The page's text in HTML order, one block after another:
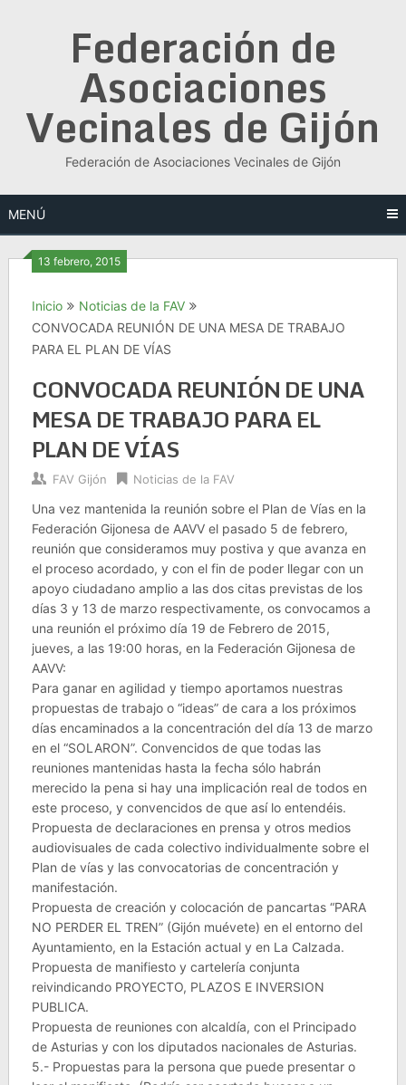
Federación de
Asociaciones
Vecinales de Gijón
Federación de Asociaciones Vecinales de Gijón
MENÚ
13 febrero, 2015
Inicio
Noticias de la FAV
CONVOCADA REUNIÓN DE UNA MESA DE TRABAJO
PARA EL PLAN DE VÍAS
CONVOCADA REUNIÓN DE UNA
MESA DE TRABAJO PARA EL
PLAN DE VÍAS
FAV Gijón Noticias de la FAV
Una vez mantenida la reunión sobre el Plan de Vías en la
Federación Gijonesa de AAVV el pasado 5 de febrero,
reunión que consideramos muy postiva y que avanza en
el proceso acordado, y con el fin de poder llegar con un
apoyo ciudadano amplio a las dos citas previstas de los
días 3 y 13 de marzo respectivamente, os convocamos a
una reunión el próximo día 19 de Febrero de 2015,
jueves, a las 19:00 horas, en la Federación Gijonesa de
AAVV:
Para ganar en agilidad y tiempo aportamos nuestras
propuestas de trabajo o “ideas” de cara a los próximos
días encaminados a la concentración del día 13 de marzo
en el “SOLARON”. Convencidos de que todas las
reuniones mantenidas hasta la fecha sólo habrán
merecido la pena si hay una implicación real de todos en
este proceso, y convencidos de que así lo entendéis.
Propuesta de declaraciones en prensa y otros medios
audiovisuales de cada colectivo individualmente sobre el
Plan de vías y las convocatorias de concentración y
manifestación.
Propuesta de creación y colocación de pancartas “PARA
NO PERDER EL TREN” (Gijón muévete) en el entorno del
Ayuntamiento, en la Estación actual y en La Calzada.
Propuesta de manifiesto y cartelería conjunta
reivindicando PROYECTO, PLAZOS E INVERSION
PUBLICA.
Propuesta de reuniones con alcaldía, con el Principado
de Asturias y con los diputados nacionales de Asturias.
5.- Propuestas para la persona que puede presentar o